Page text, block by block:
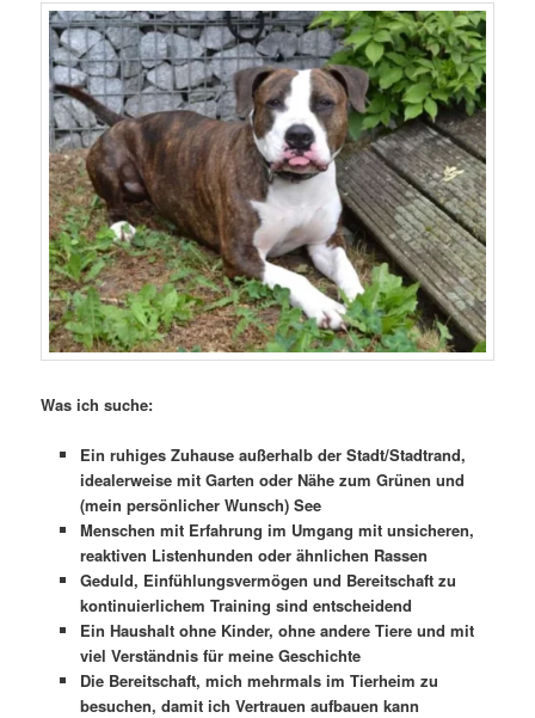
Was ich suche:
Ein ruhiges Zuhause außerhalb der Stadt/Stadtrand,
idealerweise mit Garten oder Nähe zum Grünen und
(mein persönlicher Wunsch) See
Menschen mit Erfahrung im Umgang mit unsicheren,
reaktiven Listenhunden oder ähnlichen Rassen
Geduld, Einfühlungsvermögen und Bereitschaft zu
kontinuierlichem Training sind entscheidend
Ein Haushalt ohne Kinder, ohne andere Tiere und mit
viel Verständnis für meine Geschichte
Die Bereitschaft, mich mehrmals im Tierheim zu
besuchen, damit ich Vertrauen aufbauen kann